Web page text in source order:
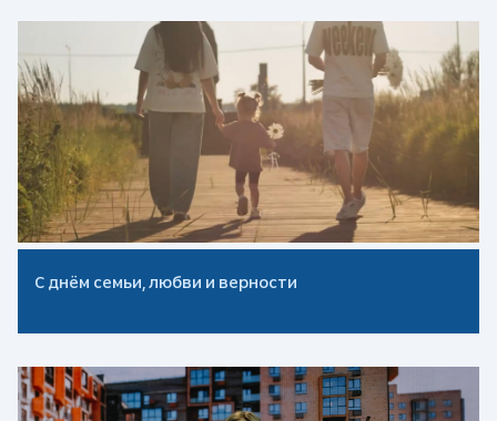
2024
2023
2022
С днём семьи, любви и верности